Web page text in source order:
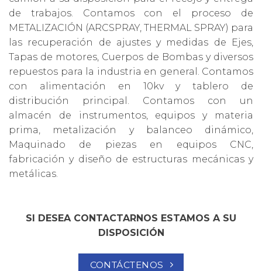
de trabajos. Contamos con el proceso de
METALIZACIÓN (ARCSPRAY, THERMAL SPRAY) para
las recuperación de ajustes y medidas de Ejes,
Tapas de motores, Cuerpos de Bombas y diversos
repuestos para la industria en general. Contamos
con alimentación en 10kv y tablero de
distribución principal. Contamos con un
almacén de instrumentos, equipos y materia
prima, metalización y balanceo dinámico,
Maquinado de piezas en equipos CNC,
fabricación y diseño de estructuras mecánicas y
metálicas.
SI DESEA CONTACTARNOS ESTAMOS A SU
DISPOSICIÓN
CONTÁCTENOS